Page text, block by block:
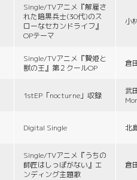
Single/TVアニメ『解雇さ
れた暗黒兵士(30代)のス
ローなセカンドライフ』
OPテーマ
小
Single/TVアニメ『贄姫と
獣の王』第２クールOP
倉
1stEP「nocturne」収録
武
Digital Single 北
Single/TVアニメ『うちの
師匠はしっぽがない』エ
ンディング主題歌
倉